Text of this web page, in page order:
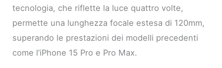
tecnologia, che riflette la luce quattro volte,
permette una lunghezza focale estesa di 120mm,
superando le prestazioni dei modelli precedenti
come l’iPhone 15 Pro e Pro Max.